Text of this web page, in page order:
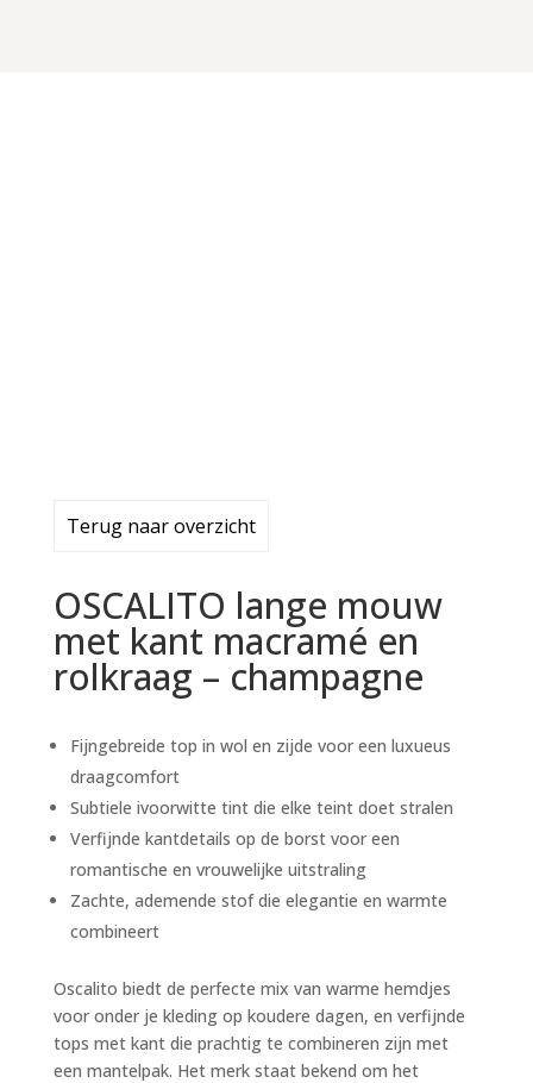
OSCALITO lange mouw
met kant macramé en
rolkraag – champagne
Fijngebreide top in wol en zijde voor een luxueus
draagcomfort
Subtiele ivoorwitte tint die elke teint doet stralen
Verfijnde kantdetails op de borst voor een
romantische en vrouwelijke uitstraling
Zachte, ademende stof die elegantie en warmte
combineert
Oscalito biedt de perfecte mix van warme hemdjes
voor onder je kleding op koudere dagen, en verfijnde
tops met kant die prachtig te combineren zijn met
een mantelpak. Het merk staat bekend om het